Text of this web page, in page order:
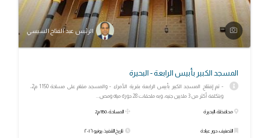
الرئيس عبد الفتاح السيسي
المسجد الكبير بأبيس الرابعة - البحيرة
- تم إفتتاح المسجد الكبير بأبيس الرابعة بقرية الأمراء. - والمسجد مقام على مساحة 1150 م2،
وبتكلفة أكثر من 3 ملايين جنيه، وبه ملحقات 28 دورة مياه ومص...
محافظة: البحيرة
التصنيف: دور عبادة
المساحة: 1150 م2
تاريخ التنفيذ: يونيو ٢٠١٦